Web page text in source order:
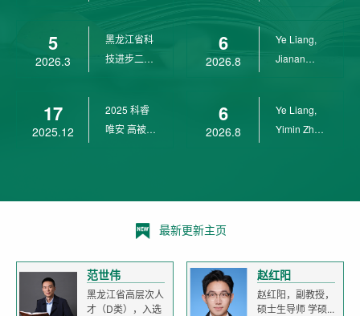
5
2026.3
黑龙江省科
技进步二等
17
2025.12
2025 科睿
唯安 高被引
6
2026.8
Ye Liang,
Jianan
6
2026.8
Ye Liang,
Yimin Zhu,
最新更新主页
范世伟
黑龙江省高层次人
才（D类），入选
赵红阳
赵红阳，副教授，
硕士生导师 学硕...